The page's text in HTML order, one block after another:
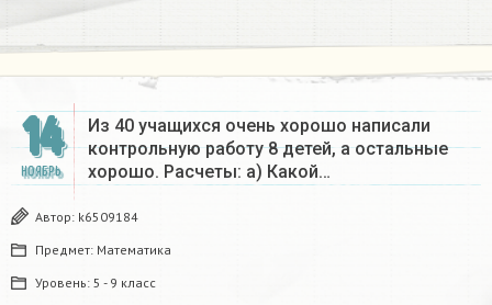
14
НОЯБРЬ
Из 40 учащихся очень хорошо написали
контрольную работу 8 детей, а остальные
хорошо. Расчеты: а) Какой…
Автор: k6509184
Предмет: Математика
Уровень: 5 - 9 класс